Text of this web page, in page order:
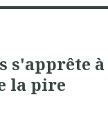
s'apprête à
la pire